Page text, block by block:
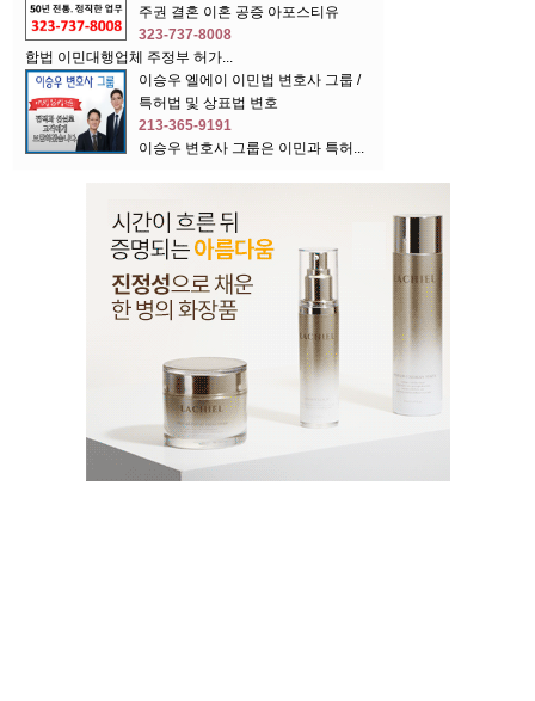
주권 결혼 이혼 공증 아포스티유
323-737-8008
합법 이민대행업체 주정부 허가...
이승우 엘에이 이민법 변호사 그룹 /
특허법 및 상표법 변호
213-365-9191
이승우 변호사 그룹은 이민과 특허...